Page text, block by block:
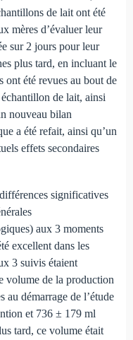
de lait ont été
mères d’évaluer leur
sur 2 jours pour leur
plus tard, en incluant le
été revues au bout de
de lait, ainsi
nouveau bilan
a été refait, ainsi qu’un
effets secondaires
significatives
aux 3 moments
excellent dans les
3 suivis étaient
volume de la production
au démarrage de l’étude
et 736 ± 179 ml
tard, ce volume était